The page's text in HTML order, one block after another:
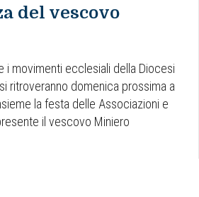
del vescovo
i movimenti ecclesiali della Diocesi
ritroveranno domenica prossima a
la festa delle Associazioni e
il vescovo Miniero